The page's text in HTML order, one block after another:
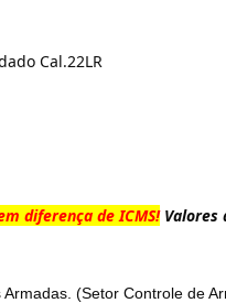
Cal.22LR
diferença de ICMS! Valores
(Setor Controle de